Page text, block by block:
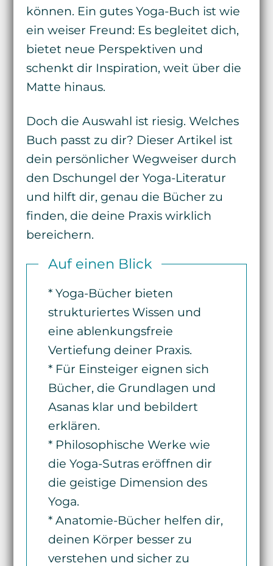
können. Ein gutes Yoga-Buch ist wie
ein weiser Freund: Es begleitet dich,
bietet neue Perspektiven und
schenkt dir Inspiration, weit über die
Matte hinaus.
Doch die Auswahl ist riesig. Welches
Buch passt zu dir? Dieser Artikel ist
dein persönlicher Wegweiser durch
den Dschungel der Yoga-Literatur
und hilft dir, genau die Bücher zu
finden, die deine Praxis wirklich
bereichern.
Auf einen Blick
* Yoga-Bücher bieten
strukturiertes Wissen und
eine ablenkungsfreie
Vertiefung deiner Praxis.
* Für Einsteiger eignen sich
Bücher, die Grundlagen und
Asanas klar und bebildert
erklären.
* Philosophische Werke wie
die Yoga-Sutras eröffnen dir
die geistige Dimension des
Yoga.
* Anatomie-Bücher helfen dir,
deinen Körper besser zu
verstehen und sicher zu